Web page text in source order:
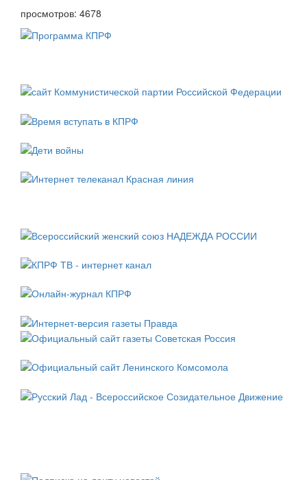
просмотров: 4678